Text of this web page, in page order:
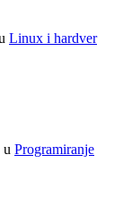
Linux i hardver
u Programiranje